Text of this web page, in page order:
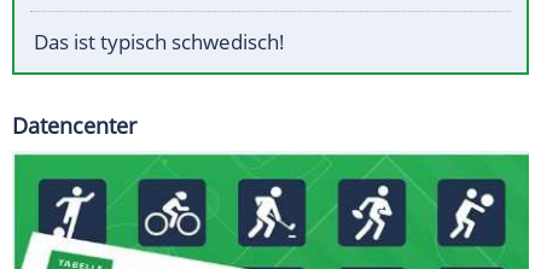
Das ist typisch schwedisch!
Datencenter